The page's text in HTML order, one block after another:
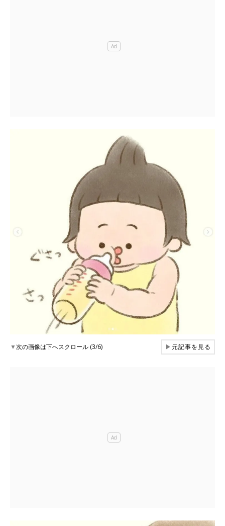
▼次の画像は下へスクロール (3/6) ▶元記事を見る